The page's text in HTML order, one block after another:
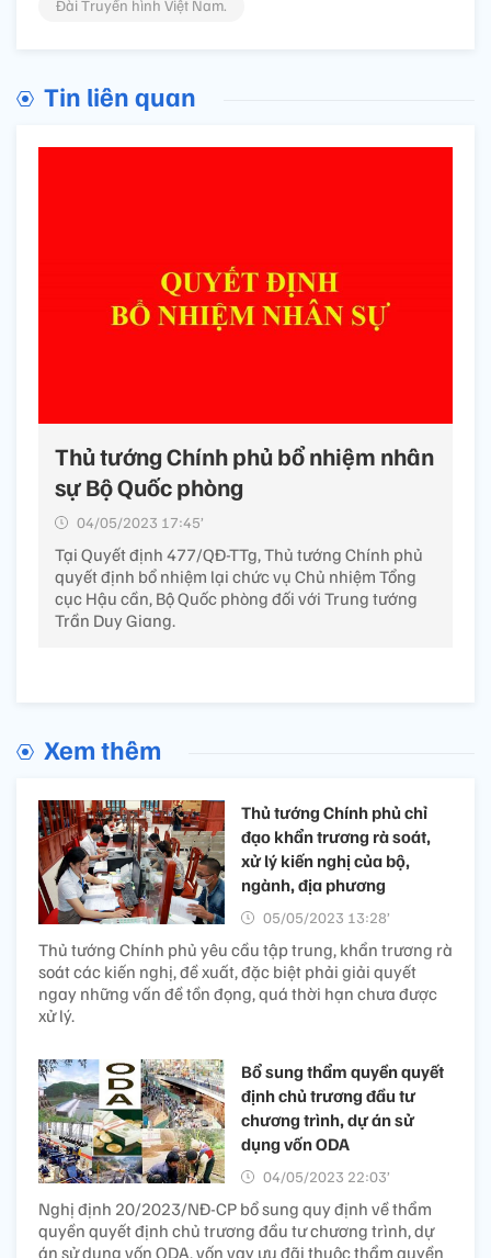
Đài Truyền hình Việt Nam.
Tin liên quan
Thủ tướng Chính phủ bổ nhiệm nhân
sự Bộ Quốc phòng
04/05/2023 17:45’
Tại Quyết định 477/QĐ-TTg, Thủ tướng Chính phủ
quyết định bổ nhiệm lại chức vụ Chủ nhiệm Tổng
cục Hậu cần, Bộ Quốc phòng đối với Trung tướng
Trần Duy Giang.
Xem thêm
Thủ tướng Chính phủ chỉ
đạo khẩn trương rà soát,
xử lý kiến nghị của bộ,
ngành, địa phương
05/05/2023 13:28’
Thủ tướng Chính phủ yêu cầu tập trung, khẩn trương rà
soát các kiến nghị, đề xuất, đặc biệt phải giải quyết
ngay những vấn đề tồn đọng, quá thời hạn chưa được
xử lý.
Bổ sung thẩm quyền quyết
định chủ trương đầu tư
chương trình, dự án sử
dụng vốn ODA
04/05/2023 22:03’
Nghị định 20/2023/NĐ-CP bổ sung quy định về thẩm
quyền quyết định chủ trương đầu tư chương trình, dự
án sử dụng vốn ODA, vốn vay ưu đãi thuộc thẩm quyền